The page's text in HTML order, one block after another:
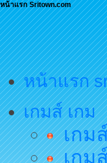
หน้าแรก Sritown.com
หน้าแรก
เกมส์ เกม
เกม
เกม